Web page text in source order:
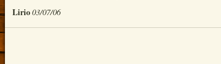
Lirio03/07/06